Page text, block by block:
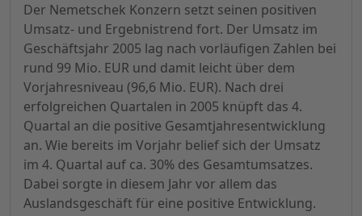
Der Nemetschek Konzern setzt seinen positiven
Umsatz- und Ergebnistrend fort. Der Umsatz im
Geschäftsjahr 2005 lag nach vorläufigen Zahlen bei
rund 99 Mio. EUR und damit leicht über dem
Vorjahresniveau (96,6 Mio. EUR). Nach drei
erfolgreichen Quartalen in 2005 knüpft das 4.
Quartal an die positive Gesamtjahresentwicklung
an. Wie bereits im Vorjahr belief sich der Umsatz
im 4. Quartal auf ca. 30% des Gesamtumsatzes.
Dabei sorgte in diesem Jahr vor allem das
Auslandsgeschäft für eine positive Entwicklung.